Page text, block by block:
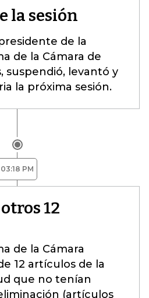
la sesión
de la
de la Cámara de
suspendió, levantó y
la próxima sesión.
03:18 PM
12
de la Cámara
12 artículos de la
que no tenían
(artículos